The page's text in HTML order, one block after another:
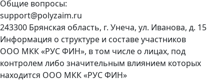
Общие вопросы:
support@polyzaim.ru
243300 Брянская область, г. Унеча, ул. Иванова, д. 15
Информация о структуре и составе участников
ООО МКК «РУС ФИН», в том числе о лицах, под
контролем либо значительным влиянием которых
находится ООО МКК «РУС ФИН»